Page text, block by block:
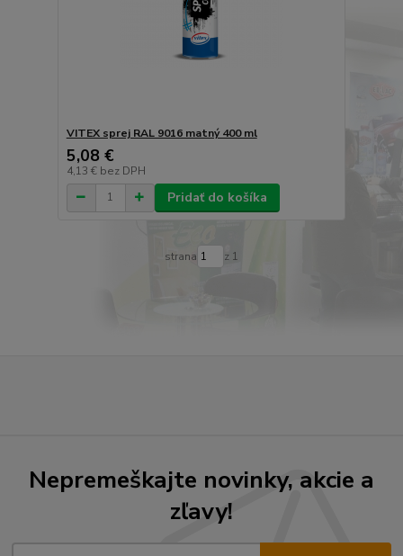
VITEX sprej RAL 9016 matný 400 ml
5,08 €
4,13 € bez DPH
Pridať do košíka
strana z 1
Nepremeškajte novinky, akcie a
zľavy!